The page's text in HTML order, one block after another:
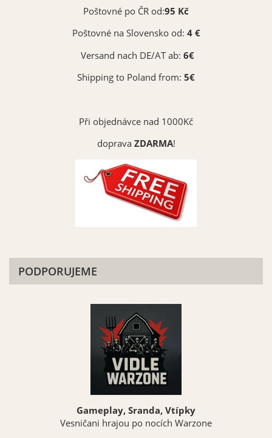
Poštovné po ČR od:95 Kč
Poštovné na Slovensko od: 4 €
Versand nach DE/AT ab: 6€
Shipping to Poland from: 5€
Při objednávce nad 1000Kč
dopravaZDARMA!
PODPORUJEME
Gameplay, Sranda, Vtípky
Vesničani hrajou po nocích Warzone